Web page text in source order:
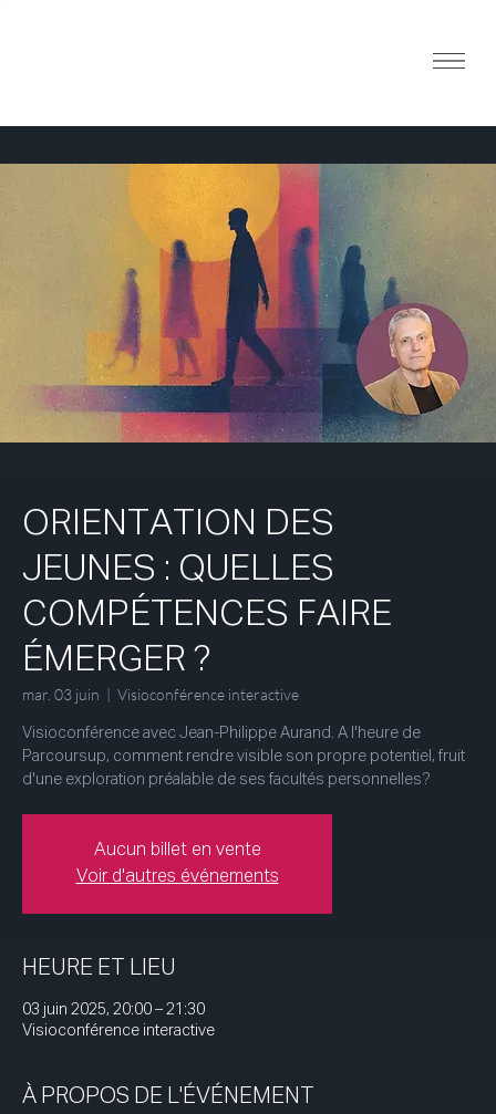
ORIENTATION DES
JEUNES : QUELLES
COMPÉTENCES FAIRE
ÉMERGER ?
mar. 03 juin
  |
Visioconférence interactive
Visioconférence avec Jean-Philippe Aurand. A l'heure de
Parcoursup, comment rendre visible son propre potentiel, fruit
d'une exploration préalable de ses facultés personnelles?
Aucun billet en vente
Voir d'autres événements
HEURE ET LIEU
03 juin 2025, 20:00 – 21:30
Visioconférence interactive
À PROPOS DE L'ÉVÉNEMENT